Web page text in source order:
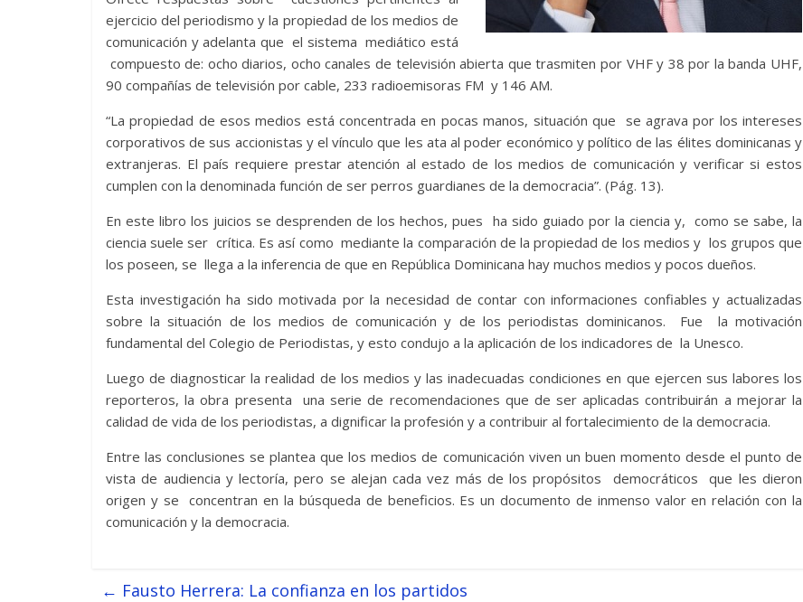
ejercicio del periodismo y la propiedad de los medios de
comunicación y adelanta que el sistema mediático está
compuesto de: ocho diarios, ocho canales de televisión abierta que trasmiten por VHF y 38 por la banda UHF,
90 compañías de televisión por cable, 233 radioemisoras FM y 146 AM.
“La propiedad de esos medios está concentrada en pocas manos, situación que se agrava por los intereses
corporativos de sus accionistas y el vínculo que les ata al poder económico y político de las élites dominicanas y
extranjeras. El país requiere prestar atención al estado de los medios de comunicación y verificar si estos
cumplen con la denominada función de ser perros guardianes de la democracia”. (Pág. 13).
En este libro los juicios se desprenden de los hechos, pues ha sido guiado por la ciencia y, como se sabe, la
ciencia suele ser crítica. Es así como mediante la comparación de la propiedad de los medios y los grupos que
los poseen, se llega a la inferencia de que en República Dominicana hay muchos medios y pocos dueños.
Esta investigación ha sido motivada por la necesidad de contar con informaciones confiables y actualizadas
sobre la situación de los medios de comunicación y de los periodistas dominicanos. Fue la motivación
fundamental del Colegio de Periodistas, y esto condujo a la aplicación de los indicadores de la Unesco.
Luego de diagnosticar la realidad de los medios y las inadecuadas condiciones en que ejercen sus labores los
reporteros, la obra presenta una serie de recomendaciones que de ser aplicadas contribuirán a mejorar la
calidad de vida de los periodistas, a dignificar la profesión y a contribuir al fortalecimiento de la democracia.
Entre las conclusiones se plantea que los medios de comunicación viven un buen momento desde el punto de
vista de audiencia y lectoría, pero se alejan cada vez más de los propósitos democráticos que les dieron
origen y se concentran en la búsqueda de beneficios. Es un documento de inmenso valor en relación con la
comunicación y la democracia.
← Fausto Herrera: La confianza en los partidos